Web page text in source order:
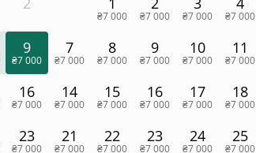
9
₴7 000
16
₴7 000
23
₴7 000
₴7 000 ₴7 000 ₴7 000 ₴7 000
7
₴7 000
8
₴7 000
9
₴7 000
10
₴7 000
11
₴7 000
14
₴7 000
15
₴7 000
16
₴7 000
17
₴7 000
18
₴7 000
21
₴7 000
22
₴7 000
23
₴7 000
24
₴7 000
25
₴7 000